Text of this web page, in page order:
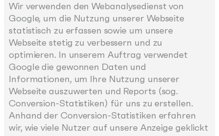
Wir verwenden den Webanalysedienst von
Google, um die Nutzung unserer Webseite
statistisch zu erfassen sowie um unsere
Webseite stetig zu verbessern und zu
optimieren. In unserem Auftrag verwendet
Google die gewonnen Daten und
Informationen, um Ihre Nutzung unserer
Webseite auszuwerten und Reports (sog.
Conversion-Statistiken) für uns zu erstellen.
Anhand der Conversion-Statistiken erfahren
wir, wie viele Nutzer auf unsere Anzeige geklickt